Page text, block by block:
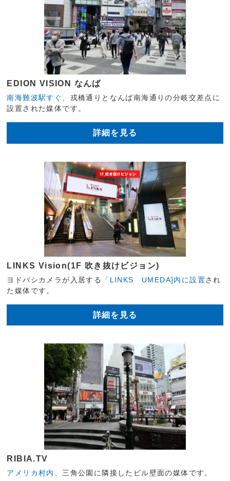
EDION VISION なんば
南海難波駅すぐ、戎橋通りとなんば南海通りの分岐交差点に
設置された媒体です。
詳細を見る
LINKS Vision(1F 吹き抜けビジョン)
ヨドバシカメラが入居する 「LINKS UMEDA]内に設置され
た媒体です。
詳細を見る
RIBIA.TV
アメリカ村内 、三角公園に隣接したビル壁面の媒体です。